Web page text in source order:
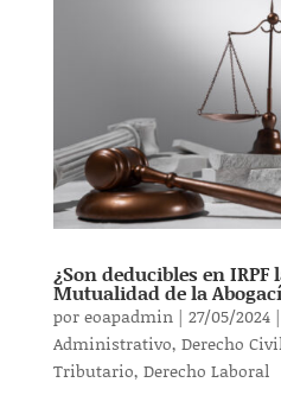
¿Son deducibles en
Mutualidad de la
poreoapadmin| 27/05/2024|
Administrativo, Derecho
Tributario, Derecho Laboral